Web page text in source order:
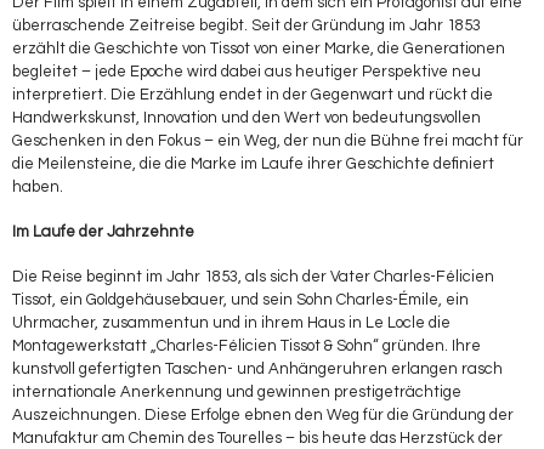
überraschende Zeitreise begibt. Seit der Gründung im Jahr 1853
erzählt die Geschichte von Tissot von einer Marke, die Generationen
begleitet – jede Epoche wird dabei aus heutiger Perspektive neu
interpretiert. Die Erzählung endet in der Gegenwart und rückt die
Handwerkskunst, Innovation und den Wert von bedeutungsvollen
Geschenken in den Fokus – ein Weg, der nun die Bühne frei macht für
die Meilensteine, die die Marke im Laufe ihrer Geschichte definiert
haben.
Im Laufe der Jahrzehnte
Die Reise beginnt im Jahr 1853, als sich der Vater Charles-Félicien
Tissot, ein Goldgehäusebauer, und sein Sohn Charles-Émile, ein
Uhrmacher, zusammentun und in ihrem Haus in Le Locle die
Montagewerkstatt „Charles-Félicien Tissot & Sohn“ gründen. Ihre
kunstvoll gefertigten Taschen- und Anhängeruhren erlangen rasch
internationale Anerkennung und gewinnen prestigeträchtige
Auszeichnungen. Diese Erfolge ebnen den Weg für die Gründung der
Manufaktur am Chemin des Tourelles – bis heute das Herzstück der